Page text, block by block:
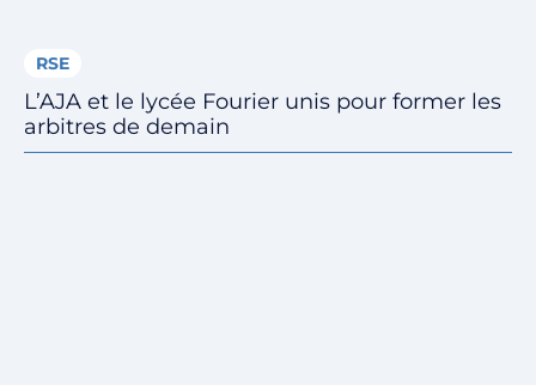
RSE
L’AJA et le lycée Fourier unis pour former les
arbitres de demain